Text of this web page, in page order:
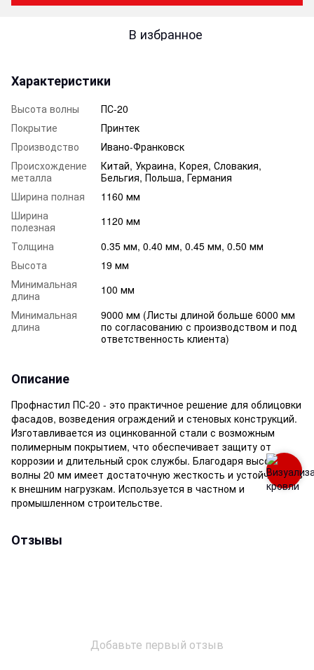
В избранное
Характеристики
Высота волны
ПС-20
Покрытие
Принтек
Производство
Ивано-Франковск
Происхождение
металла
Китай, Украина, Корея, Словакия,
Бельгия, Польша, Германия
Ширина полная
1160 мм
Ширина
полезная
1120 мм
Толщина
0.35 мм, 0.40 мм, 0.45 мм, 0.50 мм
Высота
19 мм
Минимальная
длина
100 мм
Минимальная
длина
9000 мм (Листы длиной больше 6000 мм
по согласованию с производством и под
ответственность клиента)
Описание
Профнастил ПС-20 - это практичное решение для облицовки
фасадов, возведения ограждений и стеновых конструкций.
Изготавливается из оцинкованной стали с возможным
полимерным покрытием, что обеспечивает защиту от
коррозии и длительный срок службы. Благодаря высоте
волны 20 мм имеет достаточную жесткость и устойчивость
к внешним нагрузкам. Используется в частном и
промышленном строительстве.
Отзывы
Добавьте первый отзыв